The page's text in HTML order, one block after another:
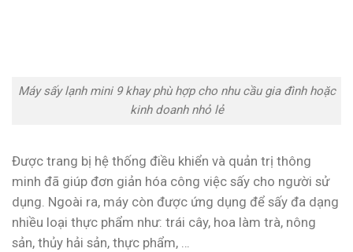
Máy sấy lạnh mini 9 khay phù hợp cho nhu cầu gia đình hoặc
kinh doanh nhỏ lẻ
Được trang bị hệ thống điều khiển và quản trị thông
minh đã giúp đơn giản hóa công việc sấy cho người sử
dụng. Ngoài ra, máy còn được ứng dụng để sấy đa dạng
nhiều loại thực phẩm như: trái cây, hoa làm trà, nông
sản, thủy hải sản, thực phẩm, …